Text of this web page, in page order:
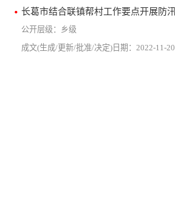
长葛市结合联镇帮村工作要点开展防
乡级
2022-11-20